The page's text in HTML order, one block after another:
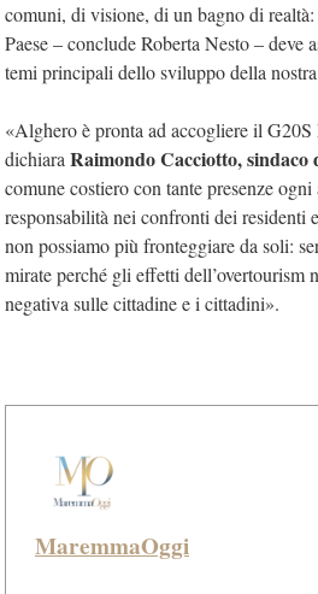
comuni, di visione, di un bagno di
Paese – conclude Roberta Nesto – deve
temi principali dello sviluppo della
«Alghero è pronta ad accogliere il
dichiaraRaimondo Cacciotto, sindaco
comune costiero con tante presenze
responsabilità nei confronti dei residenti
non possiamo più fronteggiare da soli:
mirate perché gli effetti dell’overtourism
negativa sulle cittadine e i cittadini».
MaremmaOggi